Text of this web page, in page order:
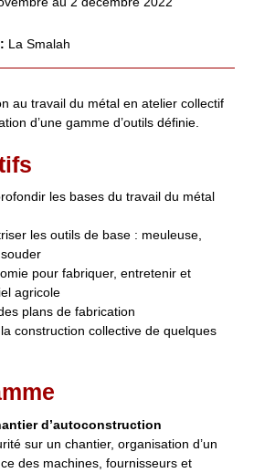
La Smalah
au travail du métal en atelier collectif
d’une gamme d’outils définie.
les bases du travail du métal
les outils de base : meuleuse,
pour fabriquer, entretenir et
agricole
plans de fabrication
construction collective de quelques
d’autoconstruction
sur un chantier, organisation d’un
des machines, fournisseurs et